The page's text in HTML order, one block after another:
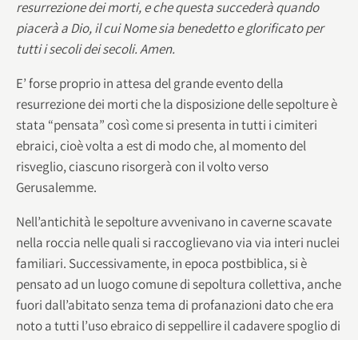
resurrezione dei morti, e che questa succederà quando
piacerà a Dio, il cui Nome sia benedetto e glorificato per
tutti i secoli dei secoli. Amen.
E’ forse proprio in attesa del grande evento della
resurrezione dei morti che la disposizione delle sepolture è
stata “pensata” così come si presenta in tutti i cimiteri
ebraici, cioè volta a est di modo che, al momento del
risveglio, ciascuno risorgerà con il volto verso
Gerusalemme.
Nell’antichità le sepolture avvenivano in caverne scavate
nella roccia nelle quali si raccoglievano via via interi nuclei
familiari. Successivamente, in epoca postbiblica, si è
pensato ad un luogo comune di sepoltura collettiva, anche
fuori dall’abitato senza tema di profanazioni dato che era
noto a tutti l’uso ebraico di seppellire il cadavere spoglio di